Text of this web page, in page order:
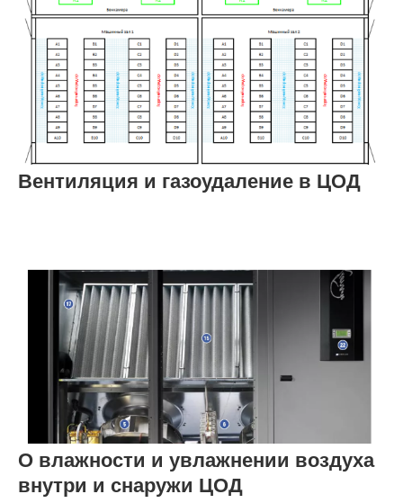
Вентиляция и газоудаление в ЦОД
О влажности и увлажнении воздуха
внутри и снаружи ЦОД